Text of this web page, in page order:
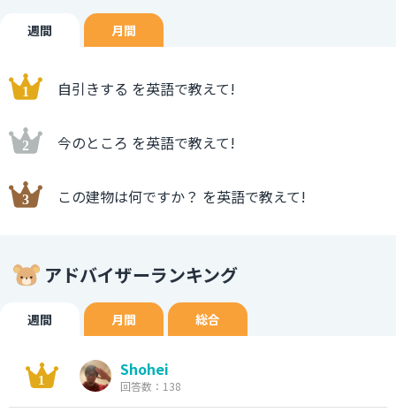
週間 月間
自引きする を英語で教えて!
今のところ を英語で教えて!
この建物は何ですか？ を英語で教えて!
アドバイザーランキング
週間 月間 総合
Shohei
回答数：138